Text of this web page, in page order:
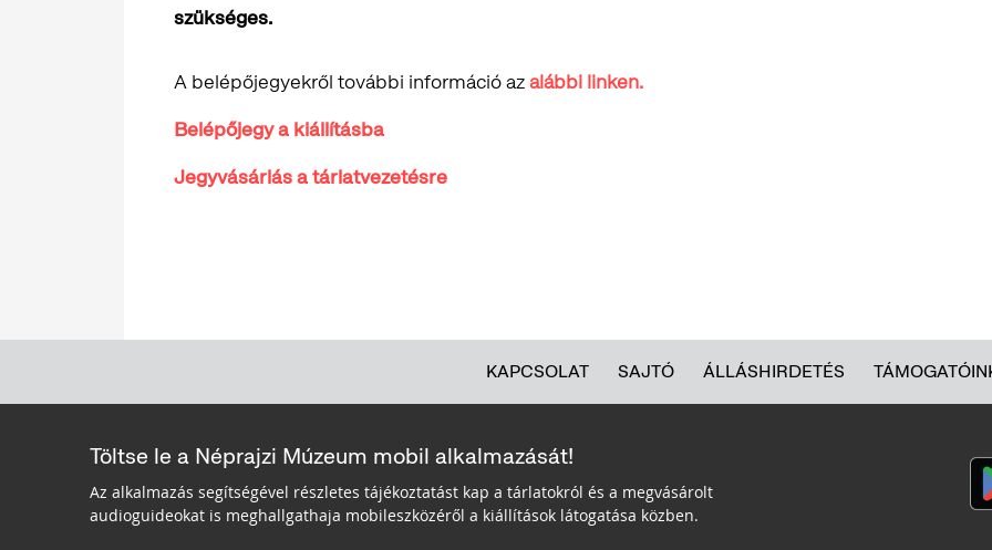
szükséges.
A belépőjegyekről további információ azalábbi linken.
Belépőjegy a kiállításba
Jegyvásárlás a tárlatvezetésre
KAPCSOLAT SAJTÓ ÁLLÁSHIRDETÉS
Töltse le a Néprajzi Múzeum mobil alkalmazását!
Az alkalmazás segítségével részletes tájékoztatást kap a tárlatokról és a megvásárolt
audioguideokat is meghallgathaja mobileszközéről a kiállítások látogatása közben.